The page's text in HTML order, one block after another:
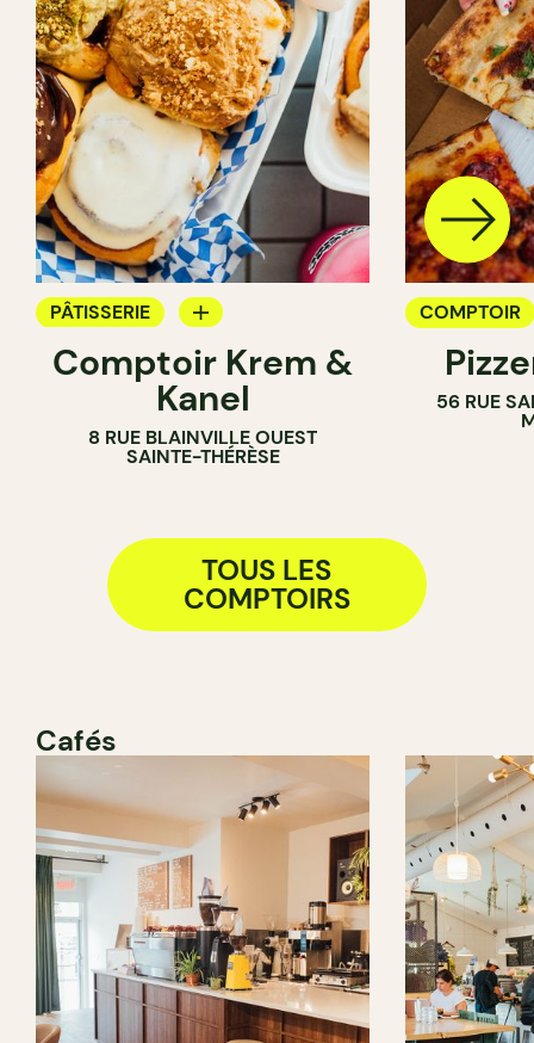
PÂTISSERIE
CRÈMERIE
Comptoir Krem &
Kanel
8 RUE BLAINVILLE OUEST
SAINTE-THÉRÈSE
COMPTOIR
56 RUE
TOUS LES
COMPTOIRS
Cafés